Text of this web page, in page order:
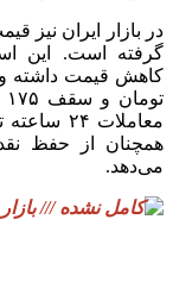
همچنان از حفظ
می‌دهد.